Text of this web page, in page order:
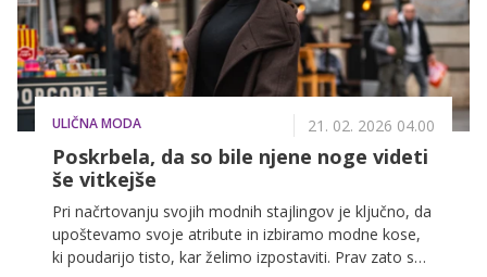
ULIČNA MODA 21. 02. 2026 04.00
Poskrbela, da so bile njene noge videti
še vitkejše
Pri načrtovanju svojih modnih stajlingov je ključno, da
upoštevamo svoje atribute in izbiramo modne kose,
ki poudarijo tisto, kar želimo izpostaviti. Prav zato so